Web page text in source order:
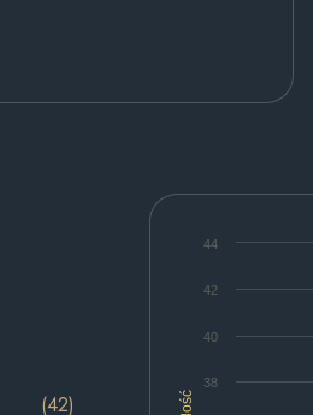
Ilość
38
40
42
44
(42)